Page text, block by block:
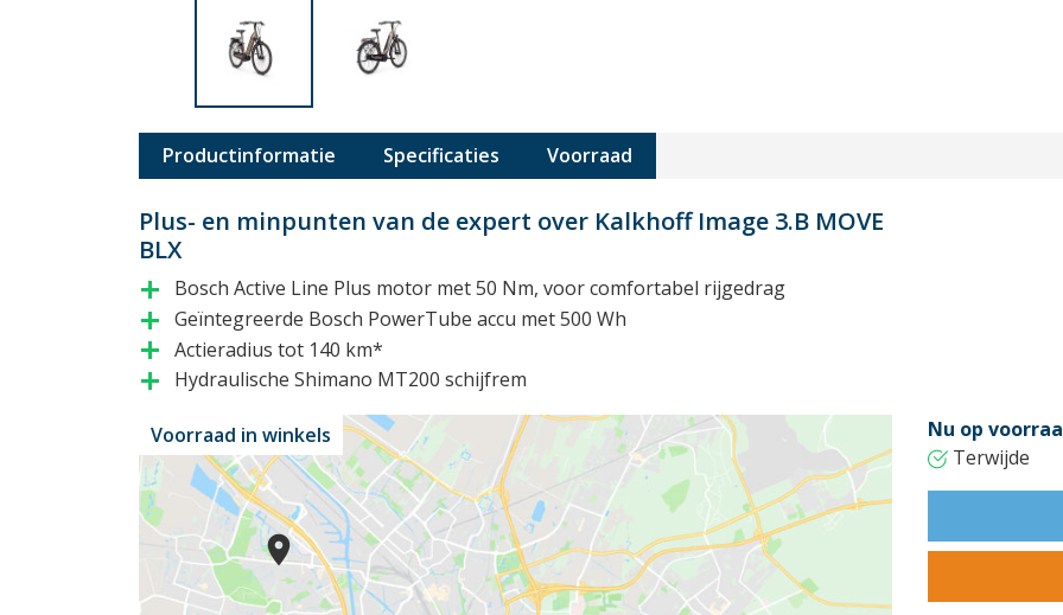
Productinformatie Specificaties Voorraad
Plus- en minpunten van de expert over Kalkhoff Image 3.B MOVE
BLX
add Bosch Active Line Plus motor met 50 Nm, voor comfortabel rijgedrag
add Geïntegreerde Bosch PowerTube accu met 500 Wh
add Actieradius tot 140 km*
add Hydraulische Shimano MT200 schijfrem
Voorraad in winkels
Nu op
Terwijde